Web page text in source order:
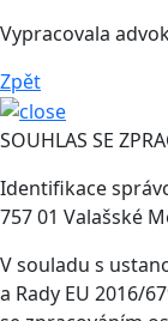
Vypracovala
Zpět
SOUHLAS SE
Identifikace
757 01 Valašské
V souladu s
a Rady EU 2016/